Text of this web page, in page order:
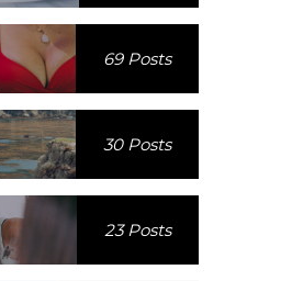
69 Posts
30 Posts
23 Posts